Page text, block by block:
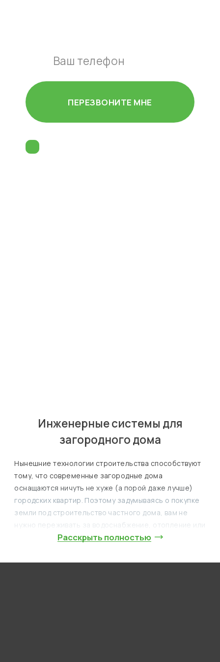
ПЕРЕЗВОНИТЕ МНЕ
персональных данных
Инженерные системы для
загородного дома
Нынешние технологии строительства способствуют
тому, что современные загородные дома
оснащаются ничуть не хуже (а порой даже лучше)
городских квартир. Поэтому задумываясь о покупке
земли под строительство частного дома, вам не
нужно переживать за водоснабжение, отопление или
утилизацию стоков. Ведь даже если дом расположен
сделать полностью автономным. Главное – доверить
Расскрыть полностью